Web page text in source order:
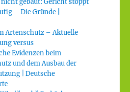
gebaut: Gericht stoppt
– Die Gründe |
Artenschutz – Aktuelle
versus
Evidenzen beim
und dem Ausbau der
| Deutsche